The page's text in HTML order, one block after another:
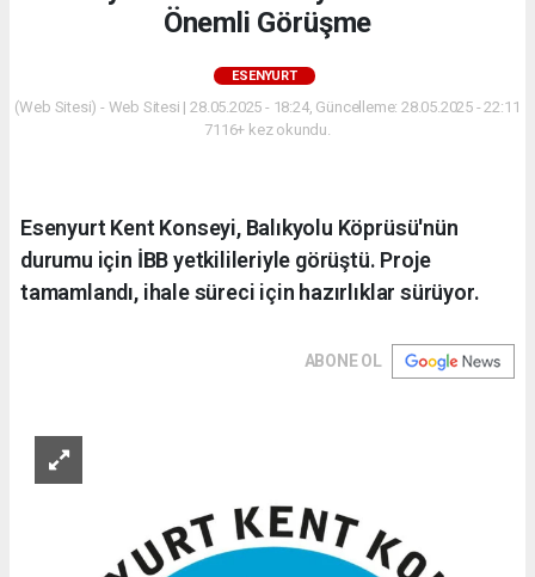
Önemli Görüşme
ESENYURT
(Web Sitesi) - Web Sitesi | 28.05.2025 - 18:24, Güncelleme: 28.05.2025 - 22:11
7116+ kez okundu.
Esenyurt Kent Konseyi, Balıkyolu Köprüsü'nün
durumu için İBB yetkilileriyle görüştü. Proje
tamamlandı, ihale süreci için hazırlıklar sürüyor.
ABONE OL